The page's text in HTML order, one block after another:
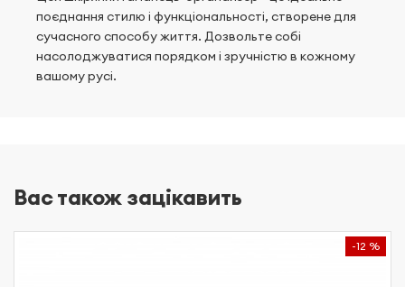
поєднання стилю і функціональності, створене для
сучасного способу життя. Дозвольте собі
насолоджуватися порядком і зручністю в кожному
вашому русі.
Вас також зацікавить
-12 %